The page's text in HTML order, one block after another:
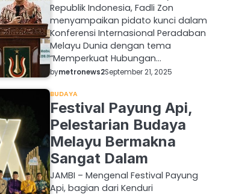
Republik Indonesia, Fadli Zon
menyampaikan pidato kunci dalam
Konferensi Internasional Peradaban
Melayu Dunia dengan tema
“Memperkuat Hubungan…
bymetronews2September 21, 2025
BUDAYA
Festival Payung Api,
Pelestarian Budaya
Melayu Bermakna
Sangat Dalam
JAMBI – Mengenal Festival Payung
Api, bagian dari Kenduri